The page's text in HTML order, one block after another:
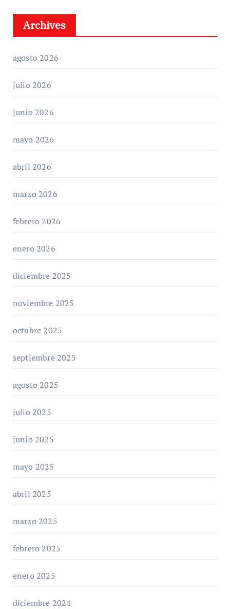
Archives
agosto 2026
julio 2026
junio 2026
mayo 2026
abril 2026
marzo 2026
febrero 2026
enero 2026
diciembre 2025
noviembre 2025
octubre 2025
septiembre 2025
agosto 2025
julio 2025
junio 2025
mayo 2025
abril 2025
marzo 2025
febrero 2025
enero 2025
diciembre 2024